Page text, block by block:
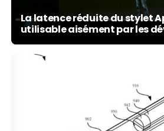
La latence réduite du stylet
utilisable aisément par les